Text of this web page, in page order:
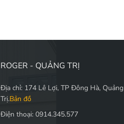
ROGER - QUẢNG TRỊ
Địa chỉ: 174 Lê Lợi, TP Đông Hà, Quảng
Trị.Bản đồ
Điện thoại: 0914.345.577